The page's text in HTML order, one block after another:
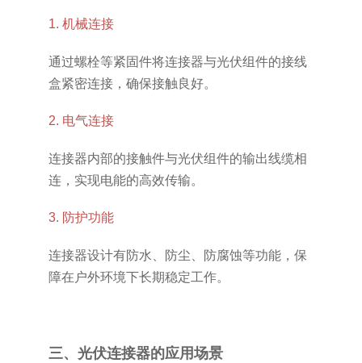
1. 机械连接
通过螺栓等紧固件将连接器与光伏组件的接线
盒紧密连接，确保接触良好。
2. 电气连接
连接器内部的接触件与光伏组件的输出线缆相
连，实现电能的高效传输。
3. 防护功能
连接器设计有防水、防尘、防腐蚀等功能，保
障在户外环境下长期稳定工作。
三、光伏连接器的应用场景